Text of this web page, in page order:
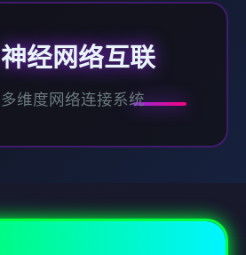
神经网络互联
多维度网络连接系统